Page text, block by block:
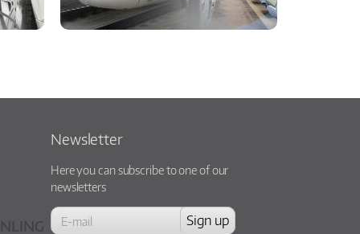
Newsletter
Here you can subscribe to one of our
newsletters